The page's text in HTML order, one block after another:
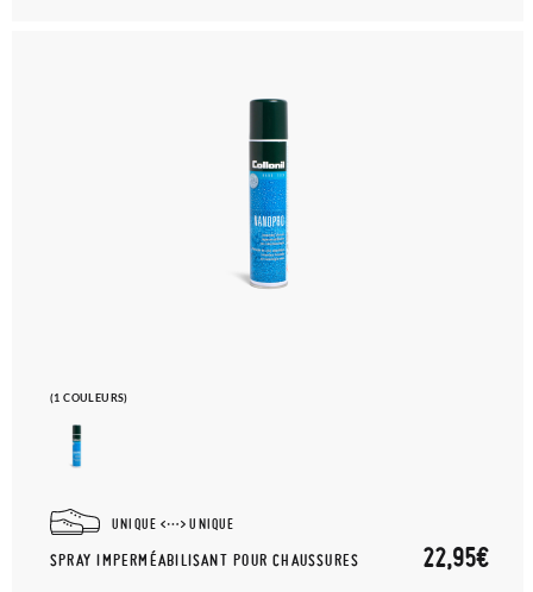
(1 COULEURS)
UNIQUE UNIQUE
SPRAY IMPERMÉABILISANT POUR CHAUSSURES 22,95€